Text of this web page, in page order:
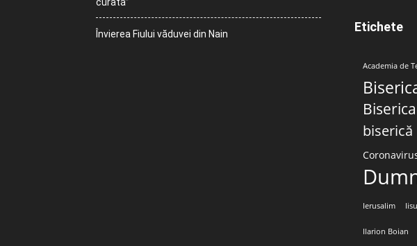
curată”
Învierea Fiului văduvei din Nain Etichete
Academia de
biserică
Ierusalim
Ilarion Boian